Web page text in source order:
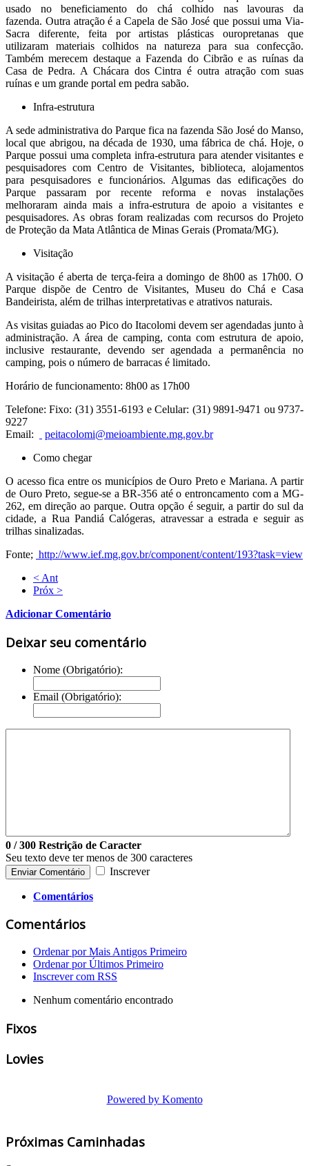
usado no beneficiamento do chá colhido nas lavouras da
fazenda. Outra atração é a Capela de São José que possui uma Via-
Sacra diferente, feita por artistas plásticas ouropretanas que
utilizaram materiais colhidos na natureza para sua confecção.
Também merecem destaque a Fazenda do Cibrão e as ruínas da
Casa de Pedra. A Chácara dos Cintra é outra atração com suas
ruínas e um grande portal em pedra sabão.
Infra-estrutura
A sede administrativa do Parque fica na fazenda São José do Manso,
local que abrigou, na década de 1930, uma fábrica de chá. Hoje, o
Parque possui uma completa infra-estrutura para atender visitantes e
pesquisadores com Centro de Visitantes, biblioteca, alojamentos
para pesquisadores e funcionários. Algumas das edificações do
Parque passaram por recente reforma e novas instalações
melhoraram ainda mais a infra-estrutura de apoio a visitantes e
pesquisadores. As obras foram realizadas com recursos do Projeto
de Proteção da Mata Atlântica de Minas Gerais (Promata/MG).
Visitação
A visitação é aberta de terça-feira a domingo de 8h00 as 17h00. O
Parque dispõe de Centro de Visitantes, Museu do Chá e Casa
Bandeirista, além de trilhas interpretativas e atrativos naturais.
As visitas guiadas ao Pico do Itacolomi devem ser agendadas junto à
administração. A área de camping, conta com estrutura de apoio,
inclusive restaurante, devendo ser agendada a permanência no
camping, pois o número de barracas é limitado.
Horário de funcionamento: 8h00 as 17h00
Telefone: Fixo: (31) 3551-6193 e Celular: (31) 9891-9471 ou 9737-
9227
Email:
peitacolomi@meioambiente.mg.gov.br
Como chegar
O acesso fica entre os municípios de Ouro Preto e Mariana. A partir
de Ouro Preto, segue-se a BR-356 até o entroncamento com a MG-
262, em direção ao parque. Outra opção é seguir, a partir do sul da
cidade, a Rua Pandiá Calógeras, atravessar a estrada e seguir as
trilhas sinalizadas.
Fonte; http://www.ief.mg.gov.br/component/content/193?task=view
< Ant
Próx >
Adicionar Comentário
Deixar seu comentário
Nome (Obrigatório):
Email (Obrigatório):
0 / 300 Restrição de Caracter
Seu texto deve ter menos de 300 caracteres
Enviar Comentário Inscrever
Comentários
Comentários
Ordenar por Mais Antigos Primeiro
Ordenar por Últimos Primeiro
Inscrever com RSS
Nenhum comentário encontrado
Fixos
Lovies
Powered by Komento
Próximas Caminhadas